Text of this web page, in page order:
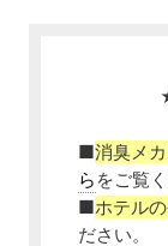
■消臭メ
ら をご覧
■ホテル
ださい。